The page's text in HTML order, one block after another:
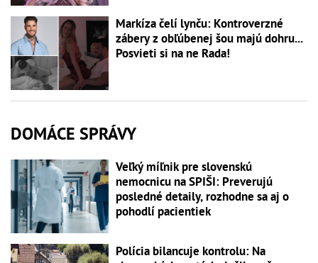
Markíza čelí lynču: Kontroverzné
zábery z obľúbenej šou majú dohru...
Posvieti si na ne Rada!
DOMÁCE SPRÁVY
Veľký míľnik pre slovenskú
nemocnicu na SPIŠI: Preverujú
posledné detaily, rozhodne sa aj o
pohodlí pacientiek
Polícia bilancuje kontrolu: Na